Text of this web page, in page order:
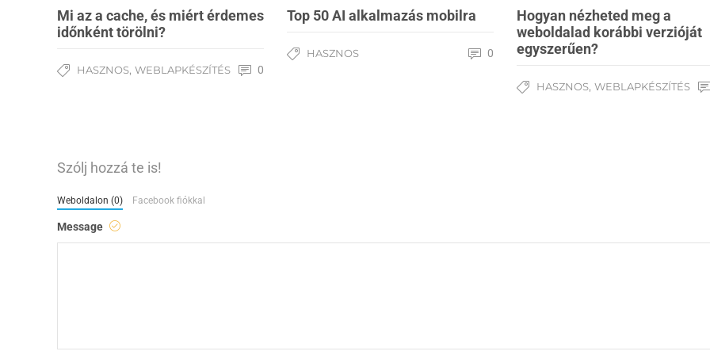
Mi az a cache, és miért érdemes
időnként törölni?
HASZNOS, WEBLAPKÉSZÍTÉS 0
Top 50 AI alkalmazás mobilra
HASZNOS 0
Hogyan nézheted meg a
weboldalad korábbi verzióját
egyszerűen?
HASZNOS,WEBLAPKÉSZÍTÉS
Szólj hozzá te is!
Weboldalon (0) Facebook fiókkal
Message